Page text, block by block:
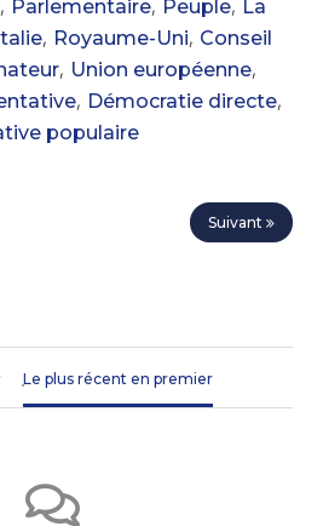
Parlementaire Peuple La
, Royaume-Uni, Conseil
, Union européenne,
, Démocratie directe,
populaire
Suivant
Le plus récent en premier